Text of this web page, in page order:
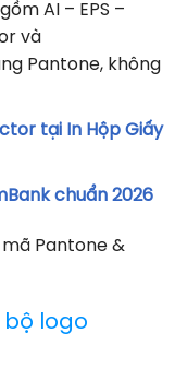
AI – EPS –
và
Pantone, không
tại In Hộp Giấy
chuẩn 2026
Pantone &
bộ logo